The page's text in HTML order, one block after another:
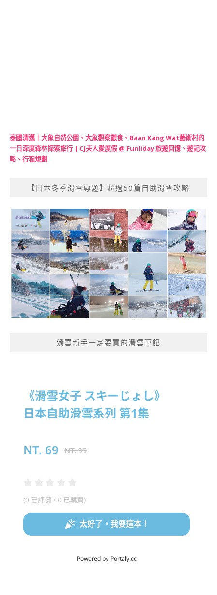
泰國清邁｜大象自然公園、大象觀察餵食、Baan Kang Wat藝術村的
一日深度森林探索旅行 | CJ夫人愛度假 @ Funliday 旅遊回憶、遊記攻
略、行程規劃
【日本冬季滑雪專題】超過50篇自助滑雪攻略
滑雪新手一定要買的滑雪筆記